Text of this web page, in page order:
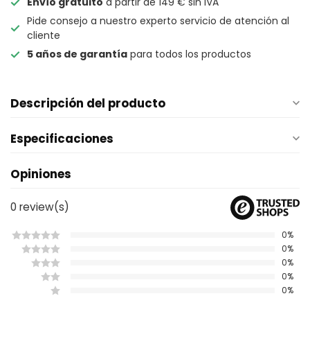
Pide consejo a nuestro experto servicio de atención al
cliente
5 años de garantía para todos los productos
Descripción del producto
Especificaciones
Opiniones
0 review(s)
0%
0%
0%
0%
0%